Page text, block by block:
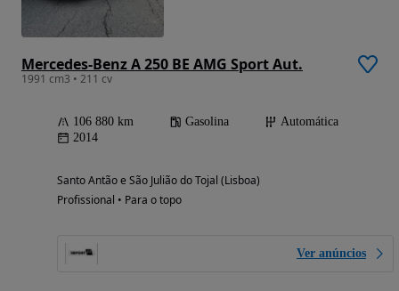
Mercedes-Benz A 250 BE AMG Sport Aut.
1991 cm3 • 211 cv
106 880 km Gasolina
Automática
2014
Santo Antão e São Julião do Tojal (Lisboa)
Profissional • Para o topo
Ver anúncios